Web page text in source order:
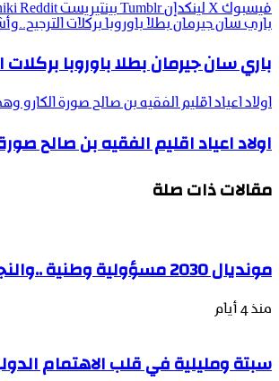
فيسبوك‫X لينكدإن بينتيريست
باري سان جيرمان بطلا باوروبا بركلات
باري سان جيرمان بطلا باوروبا
اولاد اعياد اقليم الفقيه بن صالح صورة
اولاد اعياد اقليم الفقيه بن صالح
مقالات ذات صلة
مونديال 2030 مسؤولية وطنية ..والنجاح الحقيقي يبدأ من تحصين الجبهة الاجتماعية.
منذ 4 أيام
سبتة ومليلية في قلب الاهتمام